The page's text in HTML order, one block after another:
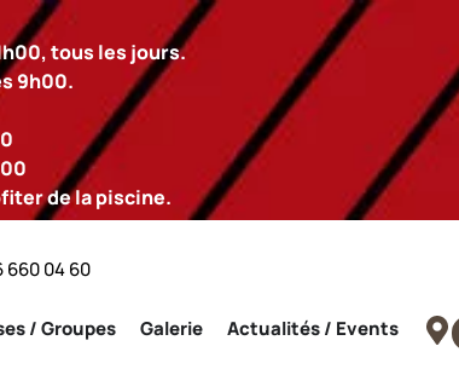
tous les jours.
9h00.
de la piscine.
660 04 60
/ Groupes Galerie Actualités / Events